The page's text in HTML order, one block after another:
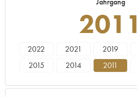
2011
2022 2021 2019
2015
2014 2011